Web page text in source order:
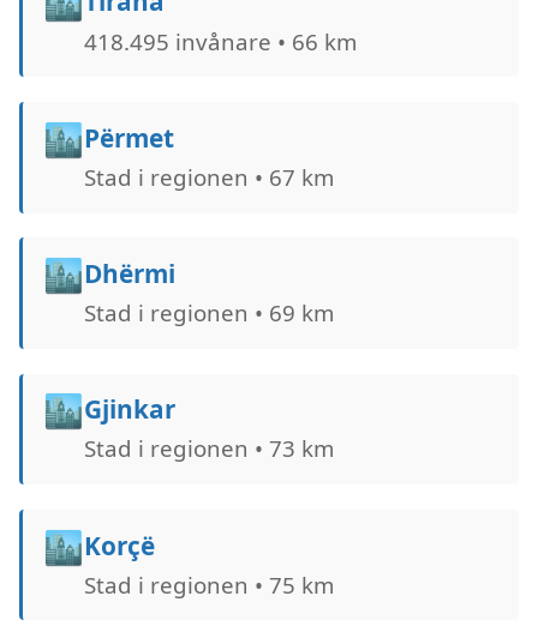
418.495 invånare • 66 km
🏙️Përmet
Stad i regionen • 67 km
🏙️Dhërmi
Stad i regionen • 69 km
🏙️Gjinkar
Stad i regionen • 73 km
🏙️Korçë
Stad i regionen • 75 km